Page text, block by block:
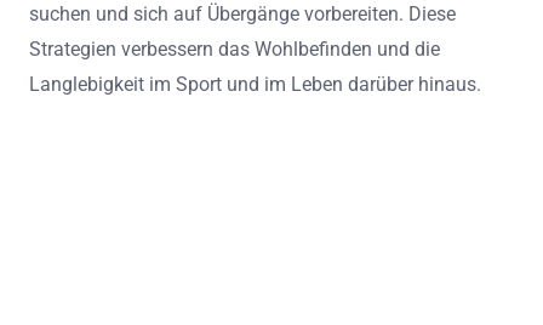
suchen und sich auf Übergänge vorbereiten. Diese
Strategien verbessern das Wohlbefinden und die
Langlebigkeit im Sport und im Leben darüber hinaus.